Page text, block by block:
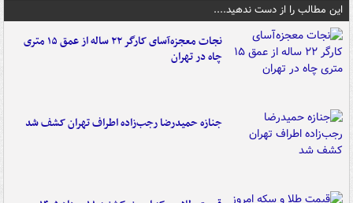
این مطالب را از دست ندهید....
نجات معجزه‌آسای کارگر ۲۲ ساله از عمق ۱۵ متری
چاه در تهران
جنازه حمیدرضا رجب‌زاده اطراف تهران کشف شد